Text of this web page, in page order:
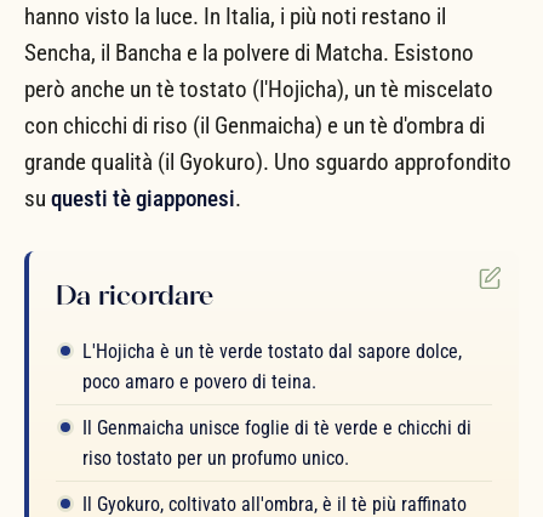
hanno visto la luce. In Italia, i più noti restano il
Sencha, il Bancha e la polvere di Matcha. Esistono
però anche un tè tostato (l'Hojicha), un tè miscelato
con chicchi di riso (il Genmaicha) e un tè d'ombra di
grande qualità (il Gyokuro). Uno sguardo approfondito
su questi tè giapponesi.
Da ricordare
L'Hojicha è un tè verde tostato dal sapore dolce,
poco amaro e povero di teina.
Il Genmaicha unisce foglie di tè verde e chicchi di
riso tostato per un profumo unico.
Il Gyokuro, coltivato all'ombra, è il tè più raffinato